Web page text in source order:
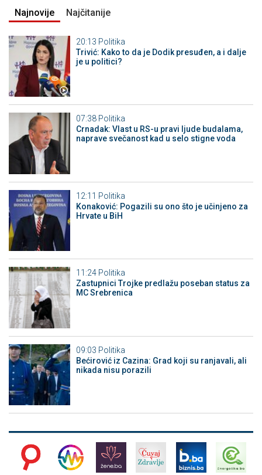
Najnovije Najčitanije
20:13 Politika
Trivić: Kako to da je Dodik presuđen, a i dalje
je u politici?
07:38 Politika
Crnadak: Vlast u RS-u pravi ljude budalama,
naprave svečanost kad u selo stigne voda
12:11 Politika
Konaković: Pogazili su ono što je učinjeno za
Hrvate u BiH
11:24 Politika
Zastupnici Trojke predlažu poseban status za
MC Srebrenica
09:03 Politika
Bećirović iz Cazina: Grad koji su ranjavali, ali
nikada nisu porazili